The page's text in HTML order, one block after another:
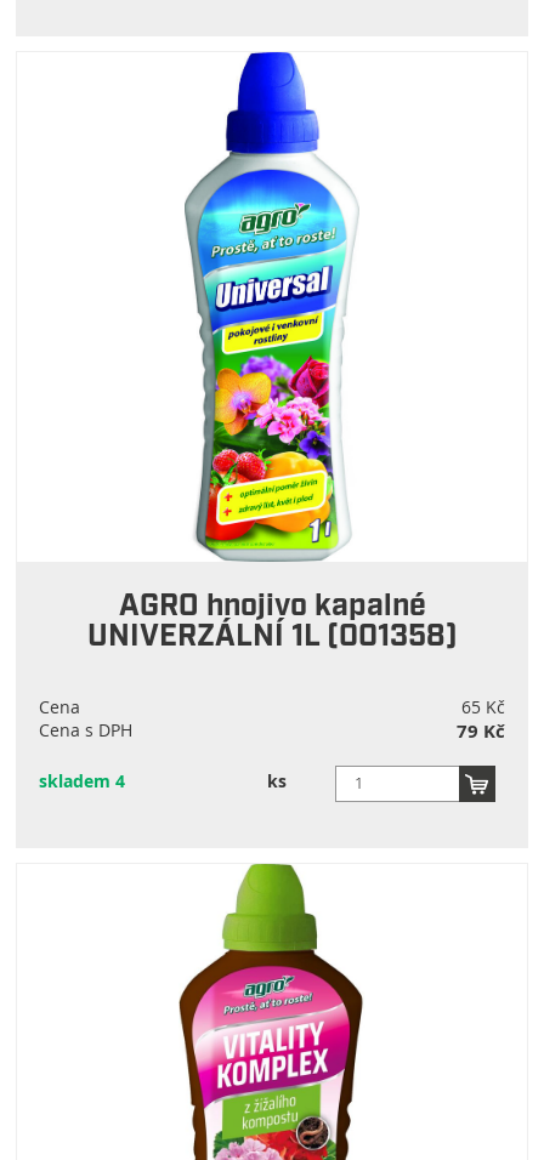
AGRO hnojivo kapalné
UNIVERZÁLNÍ 1L (001358)
Cena
65 Kč
Cena s DPH
79 Kč
skladem 4 ks